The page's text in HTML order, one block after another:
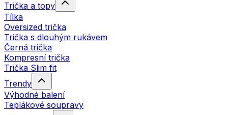
Trička a topy
Tílka
Oversized trička
Trička s dlouhým rukávem
Černá trička
Kompresní trička
Trička Slim fit
Trendy
Výhodné balení
Teplákové soupravy